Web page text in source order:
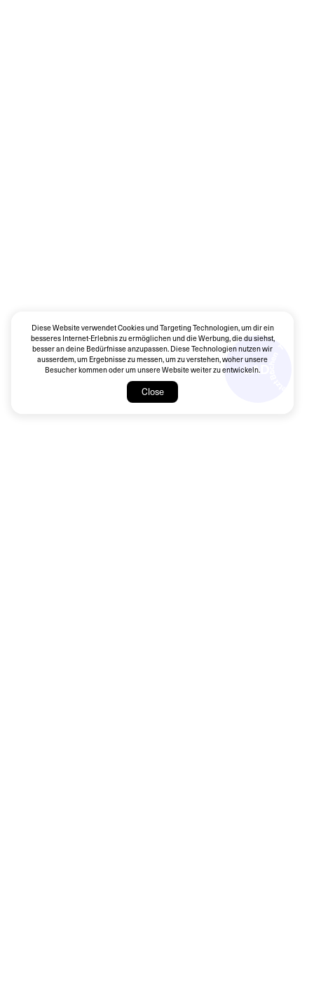
Diese Website verwendet Cookies und Targeting Technologien, um dir ein
besseres Internet-Erlebnis zu ermöglichen und die Werbung, die du siehst,
besser an deine Bedürfnisse anzupassen. Diese Technologien nutzen wir
ausserdem, um Ergebnisse zu messen, um zu verstehen, woher unsere
Besucher kommen oder um unsere Website weiter zu entwickeln.
Close